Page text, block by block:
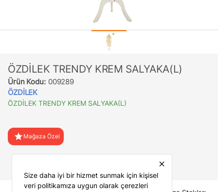
ÖZDİLEK TRENDY KREM SALYAKA(L)
Ürün Kodu: 009289
ÖZDİLEK
ÖZDİLEK TRENDY KREM SALYAKA(L)
star Mağaza Özel
close
Size daha iyi bir hizmet sunmak için kişisel
veri politikamıza uygun olarak çerezleri